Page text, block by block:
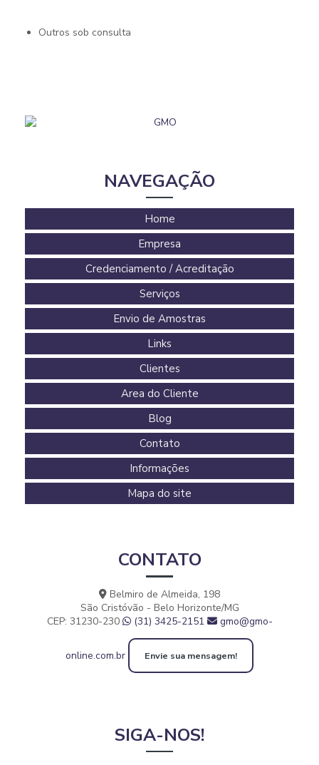
Outros sob consulta
NAVEGAÇÃO
Home
Empresa
Credenciamento / Acreditação
Serviços
Envio de Amostras
Links
Clientes
Area do Cliente
Blog
Contato
Informações
Mapa do site
CONTATO
Belmiro de Almeida, 198
São Cristóvão - Belo Horizonte/MG
CEP: 31230-230
(31) 3425-2151 gmo@gmo-
online.com.br Envie sua mensagem!
SIGA-NOS!